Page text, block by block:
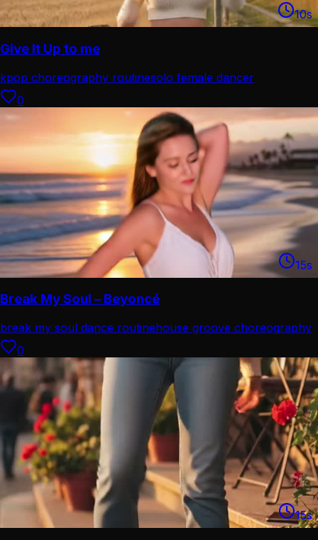
10s
Give It Up to me
kpop choreography routinesolo female dancer
performance
0
15s
Break My Soul – Beyoncé
break my soul dance routinehouse groove choreography
0
15s